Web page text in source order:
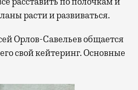
расти и развиваться.
Орлов-Савельев общается
свой кейтеринг. Основные